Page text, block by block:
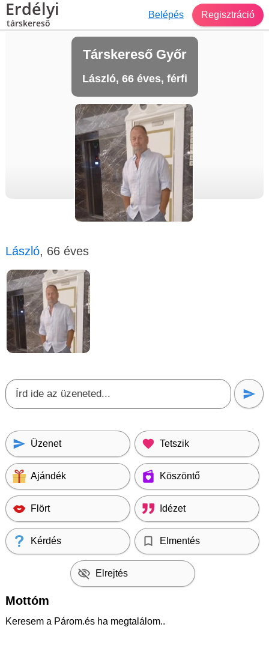
Erdélyi
társkereső
Belépés Regisztráció
Társkereső Győr
László, 66 éves, férfi
László, 66 éves
Üzenet Tetszik
Ajándék Köszöntő
Flört Idézet
Kérdés Elmentés
Elrejtés
Mottóm
Keresem a Párom.és ha megtalálom..